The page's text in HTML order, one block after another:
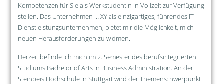
Kompetenzen für Sie als Werkstudentin in Vollzeit zur Verfügung
stellen. Das Unternehmen … XY als einzigartiges, führendes IT-
Dienstleistungsunternehmen, bietet mir die Möglichkeit, mich
neuen Herausforderungen zu widmen.
Derzeit befinde ich mich im 2. Semester des berufsintegrierten
Studiums Bachelor of Arts in Business Administration. An der
Steinbeis Hochschule in Stuttgart wird der Themenschwerpunkt